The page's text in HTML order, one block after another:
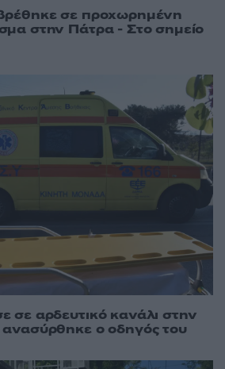
σε προχωρημένη
στην Πάτρα - Στο σημείο
σε αρδευτικό κανάλι στην
ο οδηγός του